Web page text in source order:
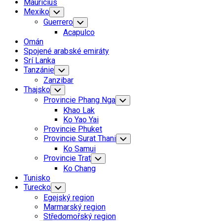
Mauricius
Mexiko Toggle
Child
Menu
Guerrero Toggle
Child
Menu
Acapulco
Omán
Spojené arabské emiráty
Srí Lanka
Tanzánie Toggle
Child
Menu
Zanzibar
Thajsko Toggle
Child
Menu
Provincie Phang Nga Toggle
Child
Khao Lak
Ko Yao Yai
Provincie Phuket
Provincie Surat Thani Toggle
Child
Ko Samui
Provincie Trat Toggle
Child
Menu
Ko Chang
Tunisko
Turecko Toggle
Child
Menu
Egejský region
Marmarský region
Středomořský region